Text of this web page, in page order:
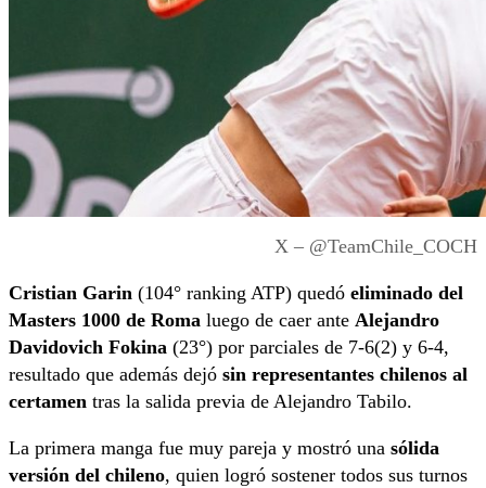
X – @TeamChile_COCH
Cristian Garin (104° ranking ATP) quedó eliminado del
Masters 1000 de Roma luego de caer ante Alejandro
Davidovich Fokina (23°) por parciales de 7-6(2) y 6-4,
resultado que además dejó sin representantes chilenos al
certamen tras la salida previa de Alejandro Tabilo.
La primera manga fue muy pareja y mostró una sólida
versión del chileno, quien logró sostener todos sus turnos